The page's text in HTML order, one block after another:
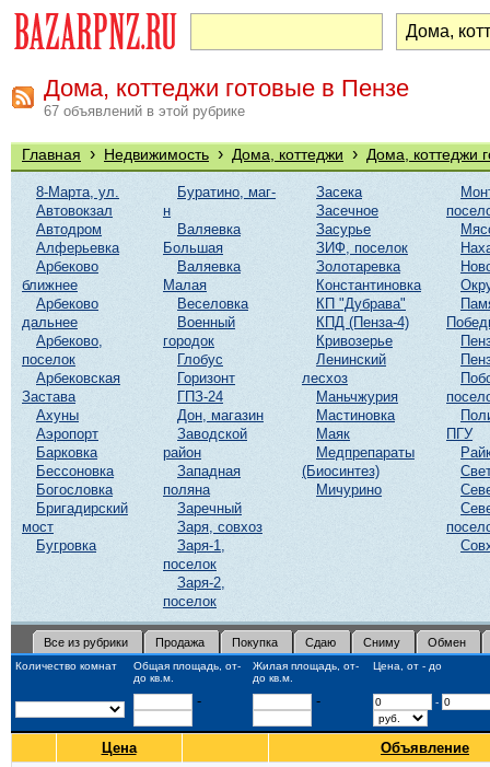
Дома, коттеджи готовые в Пензе
67 объявлений в этой рубрике
Главная › Недвижимость › Дома, коттеджи › Дома, коттеджи
8-Марта, ул.
Автовокзал
Автодром
Алферьевка
Арбеково
ближнее
Арбеково
дальнее
Арбеково,
поселок
Арбековская
Застава
Ахуны
Аэропорт
Барковка
Бессоновка
Богословка
Бригадирский
мост
Бугровка
Буратино, маг-
н
Валяевка
Большая
Валяевка
Малая
Веселовка
Военный
городок
Глобус
Горизонт
ГПЗ-24
Дон, магазин
Заводской
район
Западная
поляна
Заречный
Заря, совхоз
Заря-1,
поселок
Заря-2,
поселок
Засека
Засечное
Засурье
ЗИФ, поселок
Золотаревка
Константиновка
КП "Дубрава"
КПД (Пенза-4)
Кривозерье
Ленинский
лесхоз
Маньчжурия
Мастиновка
Маяк
Медпрепараты
(Биосинтез)
Мичурино
ПГУ
Все из рубрики Продажа Покупка Сдаю Сниму Обмен
Количество комнат
Общая площадь, от-
до кв.м.
Жилая площадь, от-
до кв.м.
Цена, от - до
- - -
Цена Объявление